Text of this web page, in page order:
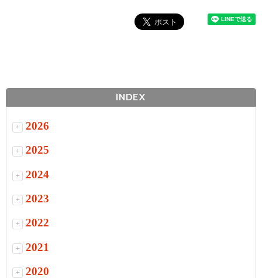
INDEX
+ 2026
+ 2025
+ 2024
+ 2023
+ 2022
+ 2021
+ 2020